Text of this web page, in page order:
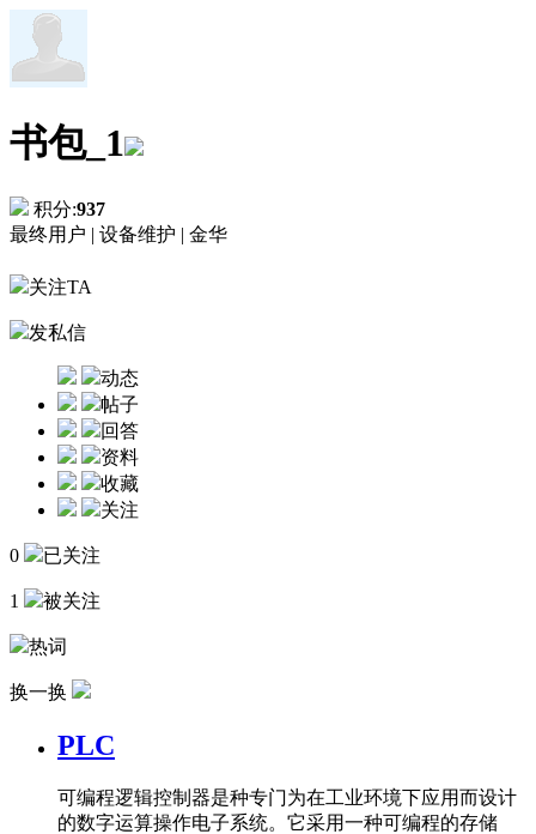
书包_1
积分:937
最终用户 | 设备维护 | 金华
关注TA
发私信
动态
帖子
回答
资料
收藏
关注
0 已关注
1 被关注
热词
换一换
PLC
可编程逻辑控制器是种专门为在工业环境下应用而设计
的数字运算操作电子系统。它采用一种可编程的存储